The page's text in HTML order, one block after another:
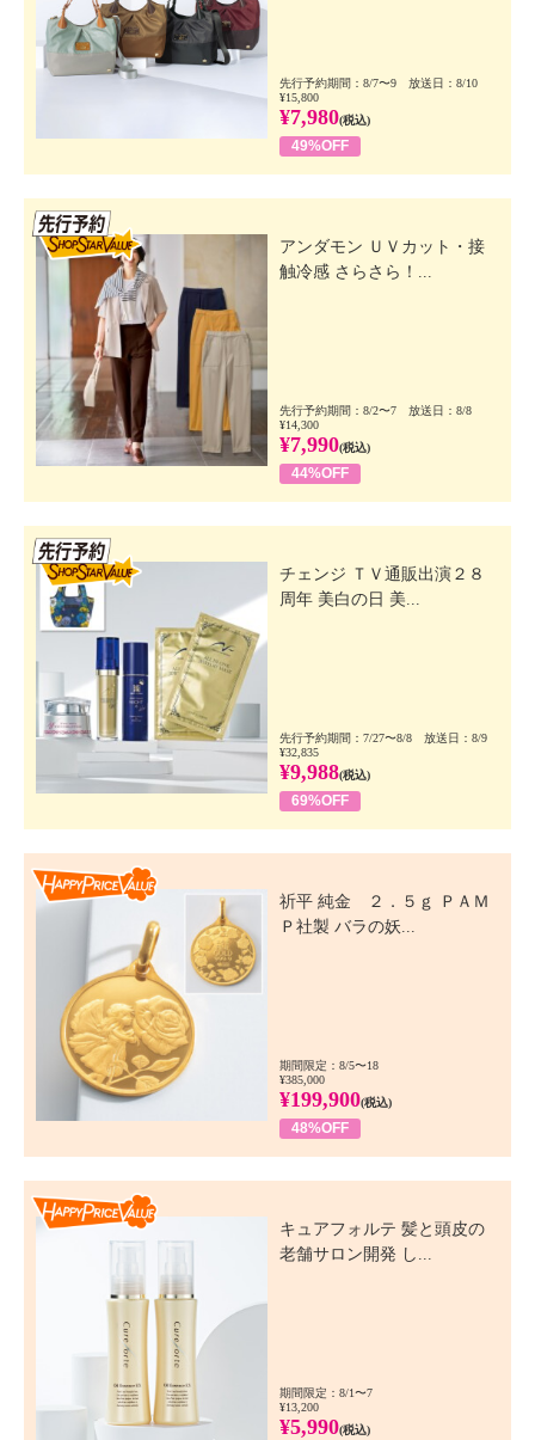
先行予約期間：8/7〜9 放送日：8/10
¥15,800
¥7,980(税込)
49%OFF
アンダモン ＵＶカット・接
触冷感 さらさら！...
先行予約期間：8/2〜7 放送日：8/8
¥14,300
¥7,990(税込)
44%OFF
チェンジ ＴＶ通販出演２８
周年 美白の日 美...
先行予約期間：7/27〜8/8 放送日：8/9
¥32,835
¥9,988(税込)
69%OFF
祈平 純金 ２．５ｇ ＰＡＭ
Ｐ社製 バラの妖...
期間限定：8/5〜18
¥385,000
¥199,900(税込)
48%OFF
キュアフォルテ 髪と頭皮の
老舗サロン開発 し...
期間限定：8/1〜7
¥13,200
¥5,990(税込)